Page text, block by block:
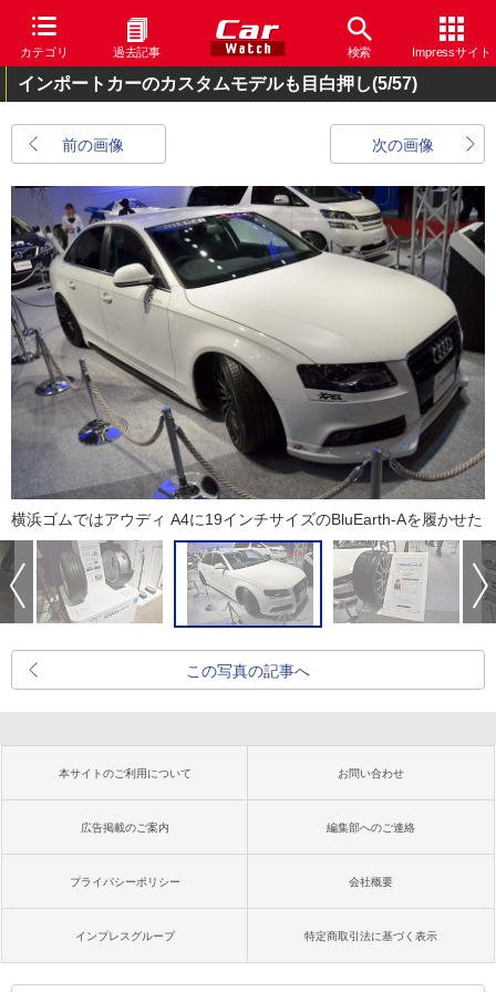
カテゴリ 過去記事 検索 Impressサイト
インポートカーのカスタムモデルも目白押し(5/57)
前の画像 次の画像
横浜ゴムではアウディ A4に19インチサイズのBluEarth-Aを履かせた
この写真の記事へ
本サイトのご利用について お問い合わせ
広告掲載のご案内 編集部へのご連絡
プライバシーポリシー 会社概要
インプレスグループ 特定商取引法に基づく表示